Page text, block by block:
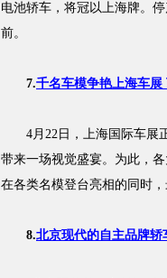
电池轿车，将冠以上海牌。
前。
7.千名车模争艳上海车展
4月22日，上海国际车展正
带来一场视觉盛宴。为此，
在各类名模登台亮相的同时
8.北京现代的自主品牌轿